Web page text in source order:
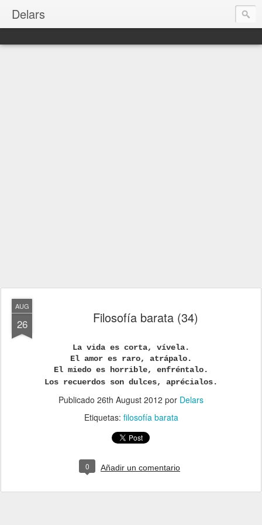
Delars
AUG
26 Filosofía barata (34)
La vida es corta, vívela.
El amor es raro, atrápalo.
El miedo es horrible, enfréntalo.
Los recuerdos son dulces, aprécialos.
Publicado 26th August 2012 por Delars
Etiquetas: filosofía barata
0 Añadir un comentario